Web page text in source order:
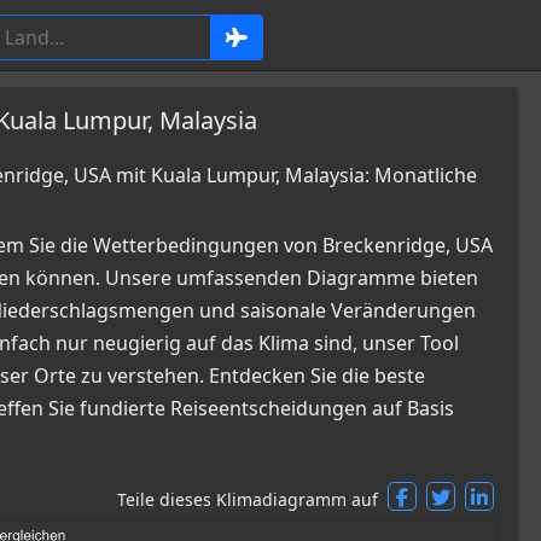
Lumpur, Malaysia
USA mit Kuala Lumpur, Malaysia: Monatliche
Sie die Wetterbedingungen von Breckenridge, USA
können. Unsere umfassenden Diagramme bieten
und saisonale Veränderungen
nur neugierig auf das Klima sind, unser Tool
Orte zu verstehen. Entdecken Sie die beste
Sie fundierte Reiseentscheidungen auf Basis
Teile dieses Klimadiagramm auf